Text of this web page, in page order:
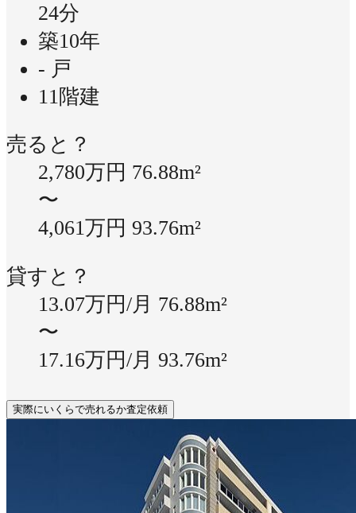
24分
築10年
- 戸
11階建
売ると？
2,780万円 76.88m²
〜
4,061万円 93.76m²
貸すと？
13.07万円/月 76.88m²
〜
17.16万円/月 93.76m²
実際にいくらで売れるか査定依頼